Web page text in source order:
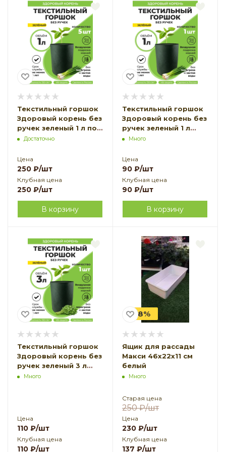
Текстильный горшок
Здоровый корень без
ручек зеленый 1 л по 5
шт Благодатное
Достаточно
Цена
250 ₽/шт
Клубная цена
250 ₽/шт
В корзину
Текстильный горшок
Здоровый корень без
ручек зеленый 1 л
Благодатное
Много
Цена
90 ₽/шт
Клубная цена
90 ₽/шт
В корзину
Текстильный горшок
Здоровый корень без
ручек зеленый 3 л
Благодатное
Много
Цена
110 ₽/шт
Клубная цена
110 ₽/шт
-8%
Ящик для рассады
Макси 46х22х11 см
белый
Много
Старая цена
250₽/шт
Цена
230 ₽/шт
Клубная цена
137 ₽/шт